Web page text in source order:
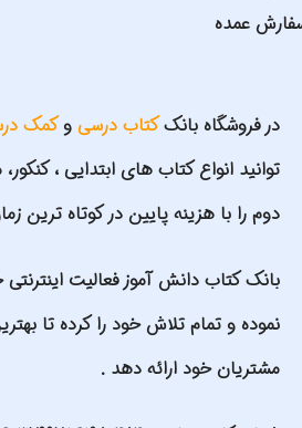
عمده
در فروشگاه بانککتاب درسی وکمک
توانید انواع کتاب های ابتدایی ،
دوم را با هزینه پایین در کوتاه ترین
نموده و تمام تلاش خود را کرده تا
مشتریان خود ارائه دهد .